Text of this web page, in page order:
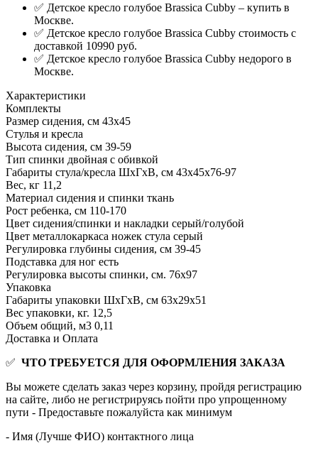
✅ Детское кресло голубое Brassica Cubby – купить в
Москве.
✅ Детское кресло голубое Brassica Cubby стоимость с
доставкой 10990 руб.
✅ Детское кресло голубое Brassica Cubby недорого в
Москве.
Характеристики
Комплекты
Размер сидения, см 43х45
Стулья и кресла
Высота сидения, см 39-59
Тип спинки двойная с обивкой
Габариты стула/кресла ШхГхВ, см 43х45х76-97
Вес, кг 11,2
Материал сидения и спинки ткань
Рост ребенка, см 110-170
Цвет сидения/спинки и накладки серый/голубой
Цвет металлокаркаса ножек стула серый
Регулировка глубины сидения, см 39-45
Подставка для ног есть
Регулировка высоты спинки, см. 76х97
Упаковка
Габариты упаковки ШхГхВ, см 63х29х51
Вес упаковки, кг. 12,5
Объем общий, м3 0,11
Доставка и Оплата
✅ ЧТО ТРЕБУЕТСЯ ДЛЯ ОФОРМЛЕНИЯ ЗАКАЗА
Вы можете сделать заказ через корзину, пройдя регистрацию
на сайте, либо не регистрируясь пойти про упрощенному
пути - Предоставьте пожалуйста как минимум
- Имя (Лучше ФИО) контактного лица